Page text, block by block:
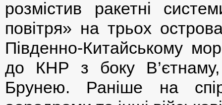
розмістив ракетні
повітря» на трьох
Південно-Китайському
до КНР з боку В’єтнаму,
Брунею. Раніше на